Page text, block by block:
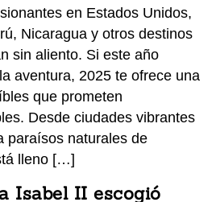
en Estados Unidos,
Nicaragua y otros destinos
sin aliento. Si este año
aventura, 2025 te ofrece una
que prometen
Desde ciudades vibrantes
paraísos naturales de
lleno […]
Isabel II escogió